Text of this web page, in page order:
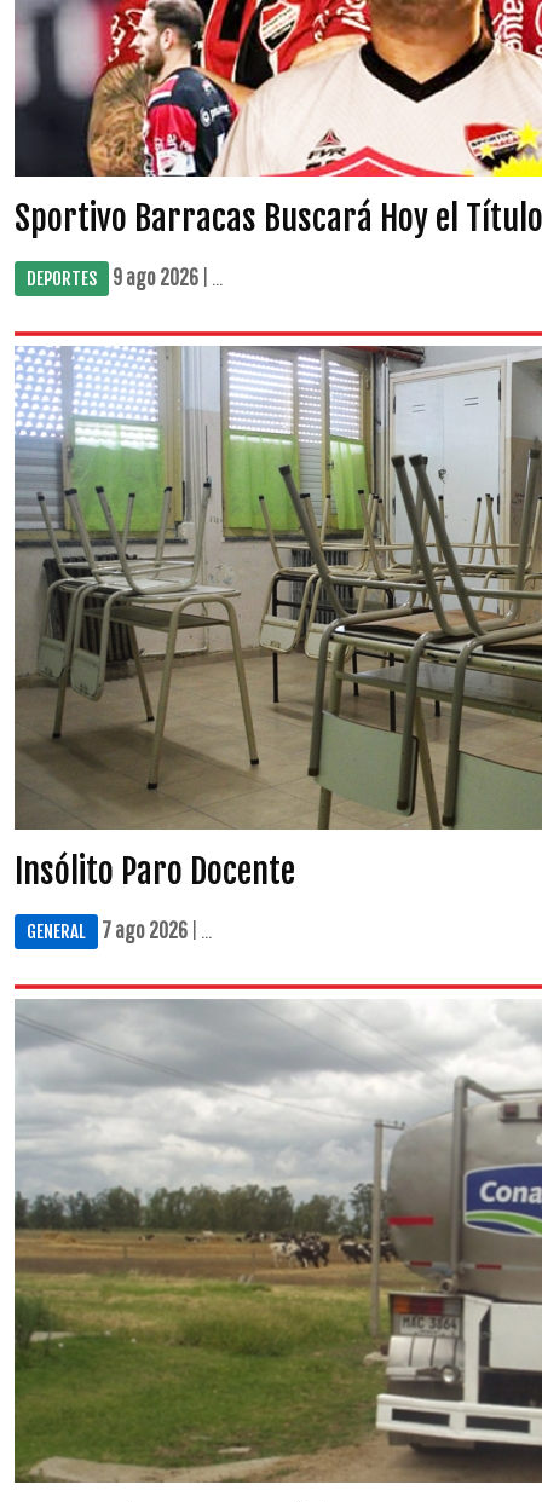
Sportivo Barracas Buscará Hoy el
DEPORTES 9 ago 2026 | ...
Insólito Paro Docente
GENERAL 7 ago 2026 | ...